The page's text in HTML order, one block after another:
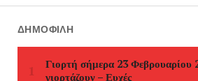
ΔΗΜΟΦΙΛΉ